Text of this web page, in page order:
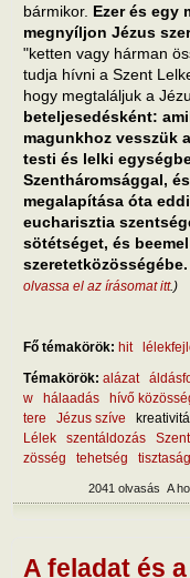
bármikor. Ezer és egy
megnyíljon Jézus
"ketten vagy hárman
tudja hívni a Szent
hogy megtaláljuk a
beteljesedésként:
magunkhoz vesszük
testi és lelki
Szentháromsággal,
megalapítása óta
eucharisztia
sötétséget, és
szeretetközösségébe.
olvassa el az írásomat itt.)
Fő témakörök: hit
Témakörök: alázat
w
hálaadás hívő
tere
Jézus szíve
Lélek
szentáldozás
zösség
tehetség tisztaság
A
2041 olvasás
A feladat és